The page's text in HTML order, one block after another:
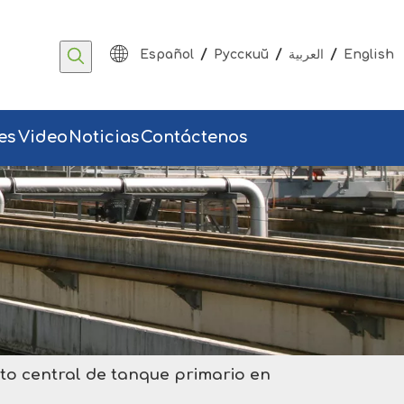
Español / Pусский / العربية / English
Video NoticiasContáctenos
central de tanque primario en